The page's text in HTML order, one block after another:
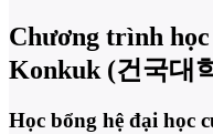
Chương trình
Konkuk (건국대
Học bổng hệ đại học